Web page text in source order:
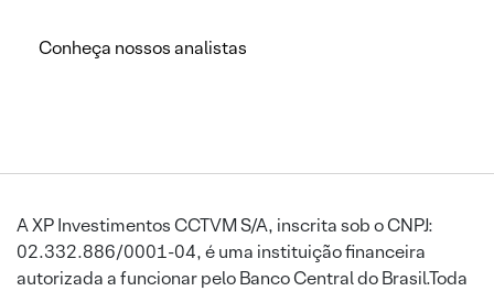
Conheça nossos analistas
A XP Investimentos CCTVM S/A, inscrita sob o CNPJ:
02.332.886/0001-04, é uma instituição financeira
autorizada a funcionar pelo Banco Central do Brasil.Toda